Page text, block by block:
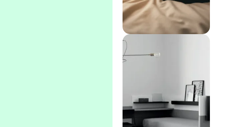
con memoria
adaptación
progresiva.